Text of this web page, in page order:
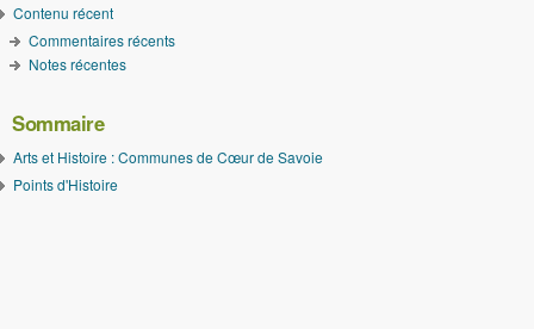
Contenu récent
Commentaires récents
Notes récentes
Sommaire
Arts et Histoire : Communes de Cœur de Savoie
Points d'Histoire